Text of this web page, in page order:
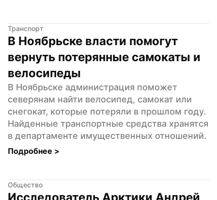
Транспорт
В Ноябрьске власти помогут
вернуть потерянные самокаты и
велосипеды
В Ноябрьске администрация поможет
северянам найти велосипед, самокат или
снегокат, которые потеряли в прошлом году.
Найденные транспортные средства хранятся
в департаменте имущественных отношений.
Подробнее >
Общество